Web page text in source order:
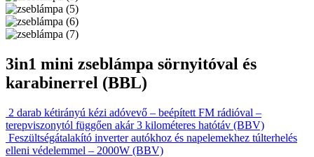
3in1 mini zseblámpa sörnyitóval és
karabinerrel (BBL)
2 darab kétirányú kézi adóvevő – beépített FM rádióval –
terepviszonytól függően akár 3 kilométeres hatótáv (BBV)
Feszültségátalakító inverter autókhoz és napelemekhez túlterhelés
elleni védelemmel – 2000W (BBV)